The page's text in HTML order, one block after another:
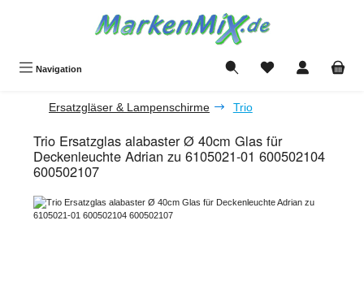
Navigation Du hast 0 Produkte
Ersatzgläser & Lampenschirme Trio
Trio Ersatzglas alabaster Ø 40cm Glas für
Deckenleuchte Adrian zu 6105021-01 600502104
600502107
Bildergalerie überspringen